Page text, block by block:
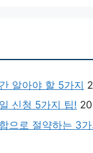
알아야 할 5가지
신청 5가지 팁!
으로 절약하는 3